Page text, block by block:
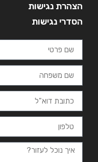
הצהרת נגישות
הסדרי נגישות